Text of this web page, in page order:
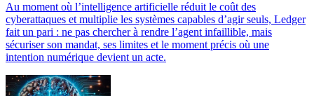
Au moment où l’intelligence artificielle réduit le coût des
cyberattaques et multiplie les systèmes capables d’agir seuls, Ledger
fait un pari : ne pas chercher à rendre l’agent infaillible, mais
sécuriser son mandat, ses limites et le moment précis où une
intention numérique devient un acte.